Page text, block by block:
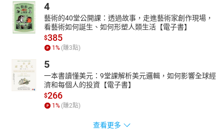
4
藝術的40堂公開課：透過故事，走進藝術家創作現場，
看藝術如何誕生、如何形塑人類生活【電子書】
$385
1 % (賺3點)
5
一本書讀懂美元：9堂課解析美元邏輯，如何影響全球經
濟和每個人的投資【電子書】
$266
1 % (賺2點)
查看更多